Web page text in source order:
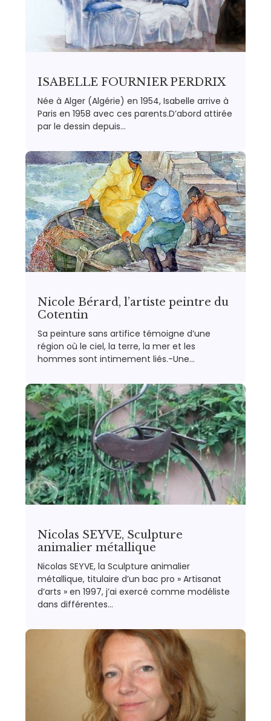
ISABELLE FOURNIER PERDRIX
Née à Alger (Algérie) en 1954, Isabelle arrive à
Paris en 1958 avec ces parents.D’abord attirée
par le dessin depuis…
Nicole Bérard, l’artiste peintre du
Cotentin
Sa peinture sans artifice témoigne d’une
région où le ciel, la terre, la mer et les
hommes sont intimement liés.-Une…
Nicolas SEYVE, Sculpture
animalier métallique
Nicolas SEYVE, la Sculpture animalier
métallique, titulaire d’un bac pro » Artisanat
d’arts » en 1997, j’ai exercé comme modéliste
dans différentes…